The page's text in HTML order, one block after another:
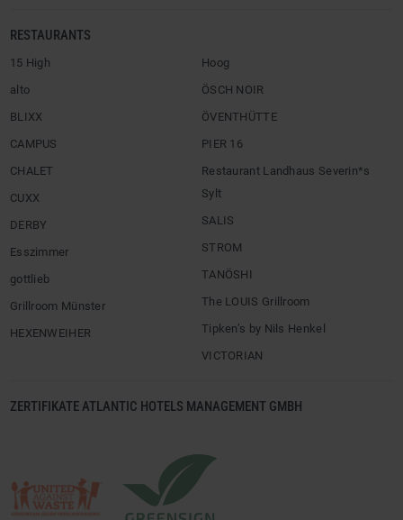
RESTAURANTS
15 High
alto
BLIXX
CAMPUS
CHALET
CUXX
DERBY
Esszimmer
gottlieb
Grillroom Münster
HEXENWEIHER
Hoog
ÖSCH NOIR
ÖVENTHÜTTE
PIER 16
Restaurant Landhaus Severin*s
Sylt
SALIS
STROM
TANÖSHI
The LOUIS Grillroom
Tipken’s by Nils Henkel
VICTORIAN
ZERTIFIKATE ATLANTIC HOTELS MANAGEMENT GMBH